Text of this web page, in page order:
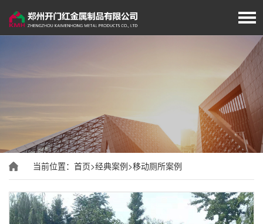
岗亭展示
移动厕所
旗杆展示
垃圾分类房/亭
经典案例
当前位置： 首页>经典案例>移动厕所案例